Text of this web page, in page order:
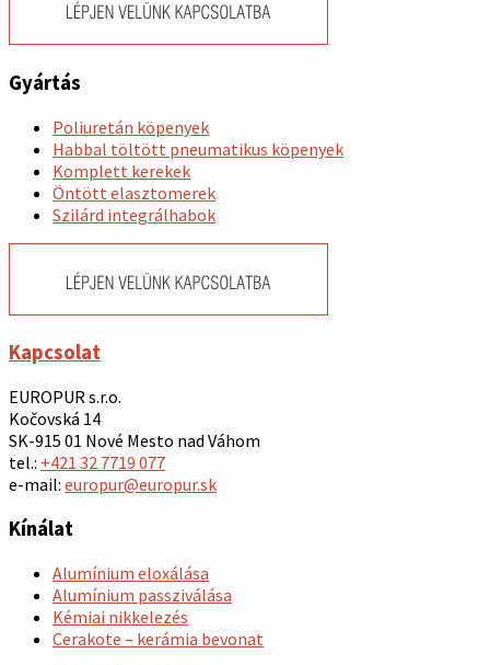
Gyártás
Poliuretán köpenyek
Habbal töltött pneumatikus köpenyek
Komplett kerekek
Öntött elasztomerek
Szilárd integrálhabok
Kapcsolat
EUROPUR s.r.o.
Kočovská 14
SK-915 01 Nové Mesto nad Váhom
tel.: +421 32 7719 077
e-mail: europur@europur.sk
Kínálat
Alumínium eloxálása
Alumínium passziválása
Kémiai nikkelezés
Cerakote – kerámia bevonat